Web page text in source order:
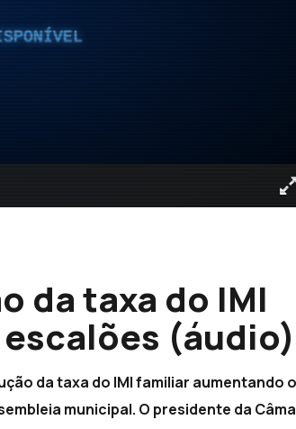
da taxa do IMI
(áudio)
da taxa do IMI familiar aumentando
municipal. O presidente da